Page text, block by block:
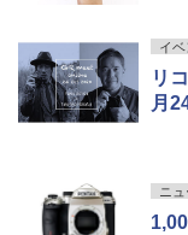
イ
リ
月
ニュ